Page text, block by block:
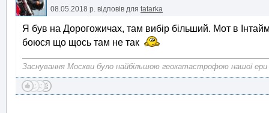
08.05.2018 р. відповів для tatarka
Я був на Дорогожичах, там вибір більший. Мот в
боюся що щось там не так
Заснування Москви було найбільшою геокатастрофою нашої ери